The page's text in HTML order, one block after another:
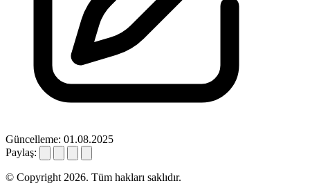
Güncelleme: 01.08.2025
Paylaş:
© Copyright 2026. Tüm hakları saklıdır.